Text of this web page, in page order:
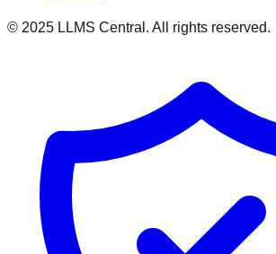
© 2025 LLMS Central. All rights reserved.